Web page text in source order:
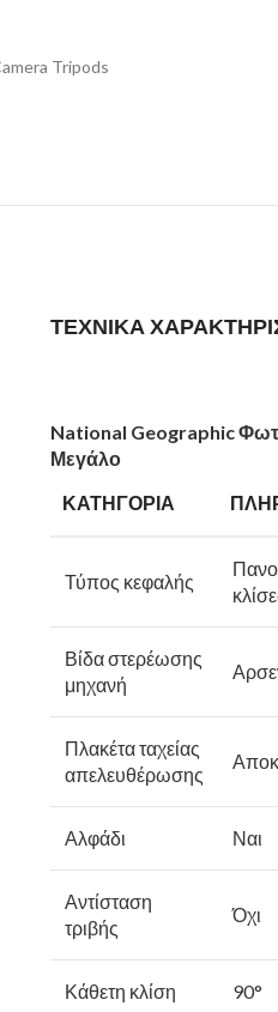
Tripods
ΤΕΧΝΙΚΑ
National Geographic
Μεγάλο
ΚΑΤΗΓΟΡΙΑ
Τύπος κεφαλής
Βίδα στερέωσης
μηχανή
Πλακέτα ταχείας
απελευθέρωσης
Αλφάδι Ναι
Αντίσταση
τριβής
Όχι
Κάθετη κλίση 90°